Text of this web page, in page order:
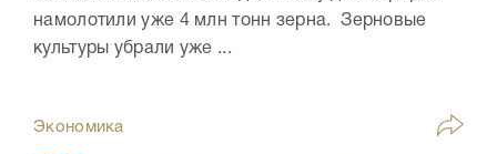
намолотили уже 4 млн тонн зерна. Зерновые
культуры убрали уже ...
Экономика